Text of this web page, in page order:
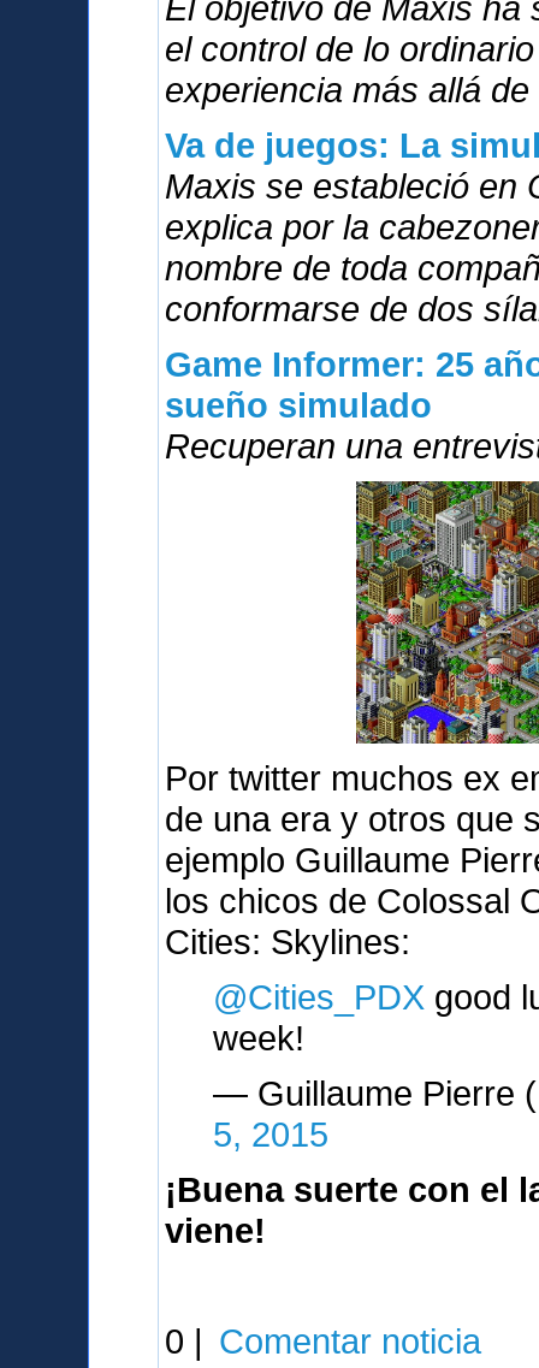
El objetivo de Maxis ha
el control de lo
experiencia más allá
Va de juegos: La
Maxis se estableció en
explica por la
nombre de toda
conformarse de dos
Game Informer: 25
sueño simulado
Recuperan una
Por twitter muchos ex
de una era y otros que
ejemplo Guillaume
los chicos de Colossal
Cities: Skylines:
@Cities_PDX good
week!
— Guillaume Pierre
5, 2015
¡Buena suerte con el
viene!
0 | Comentar noticia